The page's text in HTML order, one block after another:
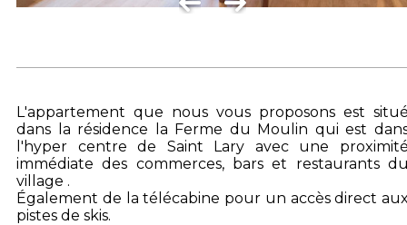
L'appartement que nous vous proposons est
dans la résidence la Ferme du Moulin qui est
l'hyper centre de Saint Lary avec une
immédiate des commerces, bars et restaurants
village .
Également de la télécabine pour un accès direct
pistes de skis.